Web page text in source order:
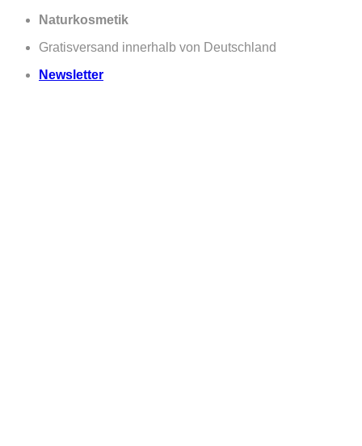
Zum
springen
Naturkosmetik
Gratisversand innerhalb von Deutschland
Newsletter